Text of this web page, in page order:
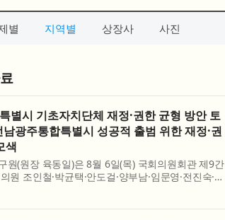
별 지역별 상장사 사진
별시 기초자치단체 재정·권한 균형 방안 토
광주통합특별시 성공적 출범 위한 재정·권
색
원(원장 육동일)은 8월 6일(목) 국회의원회관 제9간
원 조인철·박균택·안도걸·양부남·임문영·전진숙·정
민국시장군수구청장협의회와 ‘전남광주통합특별시